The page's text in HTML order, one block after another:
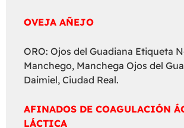
OVEJA AÑEJO
ORO: Ojos del Guadiana Etiqueta
Manchego, Manchega Ojos del
Daimiel, Ciudad Real.
AFINADOS DE COAGULACIÓN
LÁCTICA